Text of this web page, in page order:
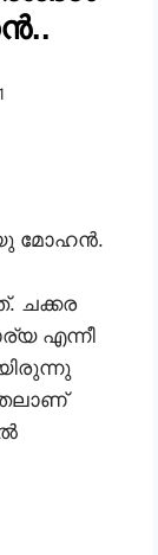
മോഹൻ.
ചക്കര
എന്നീ